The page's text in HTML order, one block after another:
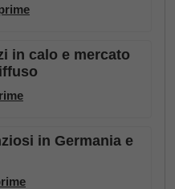
in calo e mercato
in Germania e